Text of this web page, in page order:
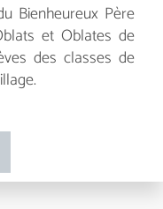
Bienheureux Père
et Oblates de
des classes de